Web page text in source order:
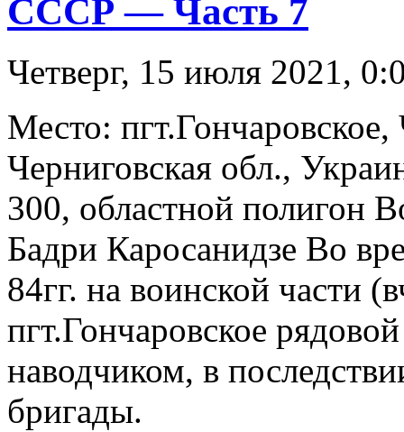
СССР — Часть 7
Четверг, 15 июля 2021,
Место:
Черниговская обл.,
300, областной полигон
Бадри Каросанидзе Во
84гг. на воинской части
пгт.Гончаровское
наводчиком, в
бригады.